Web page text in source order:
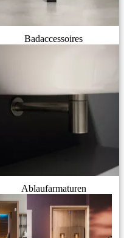
Badaccessoires
Ablaufarmaturen